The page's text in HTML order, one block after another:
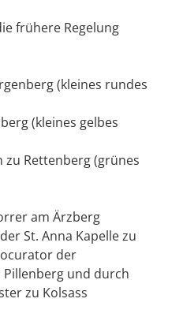
frühere Regelung
(kleines rundes
(kleines gelbes
zu Rettenberg (grünes
am Ärzberg
St. Anna Kapelle zu
der
und durch
zu Kolsass